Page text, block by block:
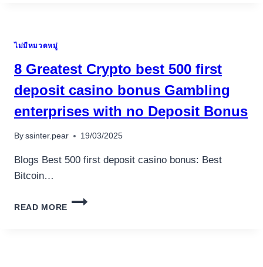
UNTERDURCHSCHNITTLICHEN
SICHERHEITSINDEX
VORLIEGEN
ไม่มีหมวดหมู่
8 Greatest Crypto best 500 first
deposit casino bonus Gambling
enterprises with no Deposit Bonus
By ssinter.pear 19/03/2025
Blogs Best 500 first deposit casino bonus: Best
Bitcoin…
READ MORE
8